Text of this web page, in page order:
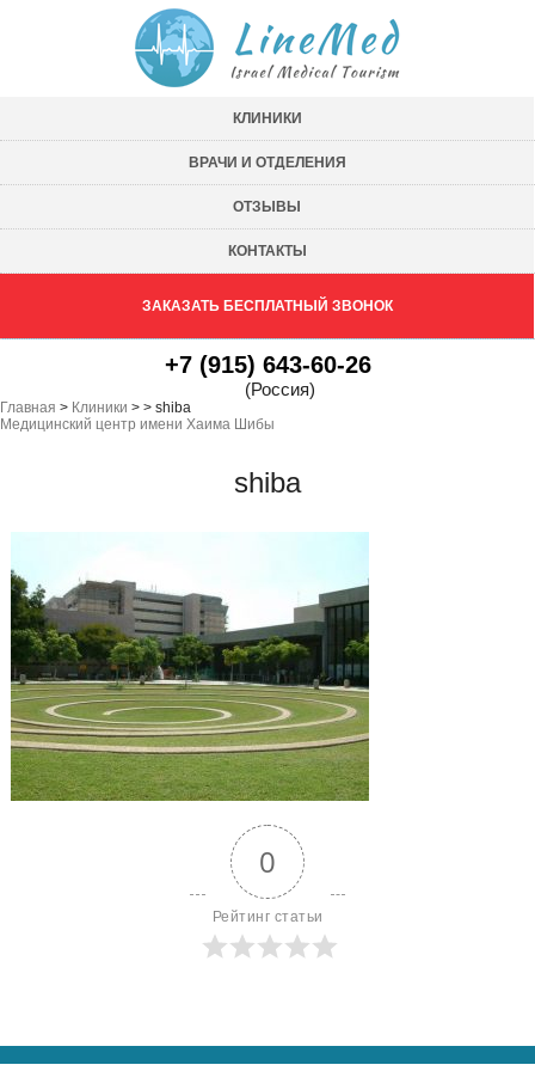
КЛИНИКИ
ВРАЧИ И ОТДЕЛЕНИЯ
ОТЗЫВЫ
КОНТАКТЫ
ЗАКАЗАТЬ БЕСПЛАТНЫЙ ЗВОНОК
+7 (915) 643-60-26
(Россия)
Главная > Клиники >
Медицинский центр имени Хаима Шибы
> shiba
shiba
0
Рейтинг статьи